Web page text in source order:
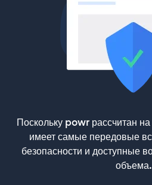
Поскольку powr рассчитан
имеет самые передовые
безопасности и доступные
объема.